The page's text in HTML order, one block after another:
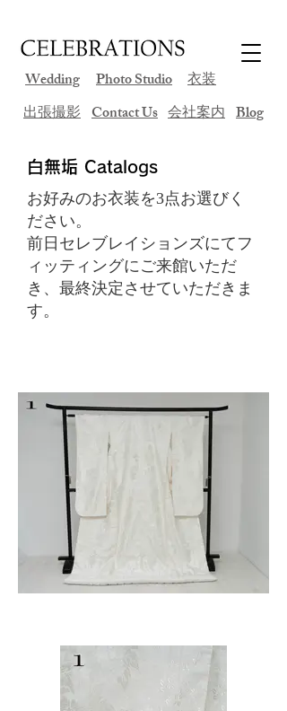
Wedding
Photo Studio
​出張撮影
衣装
会社案内 Blog
Contact Us
白無垢 Catalogs
お好みのお衣装を3点お選びく
ださい。
前日セレブレイションズにてフ
ィッティングにご来館いただ
き、最終決定させていただきま
す。